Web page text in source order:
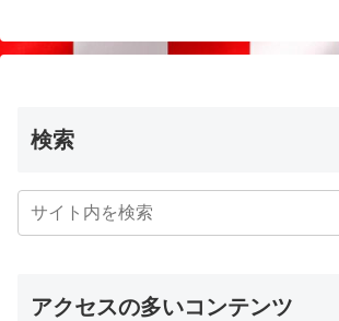
検索
アクセスの多いコンテンツ